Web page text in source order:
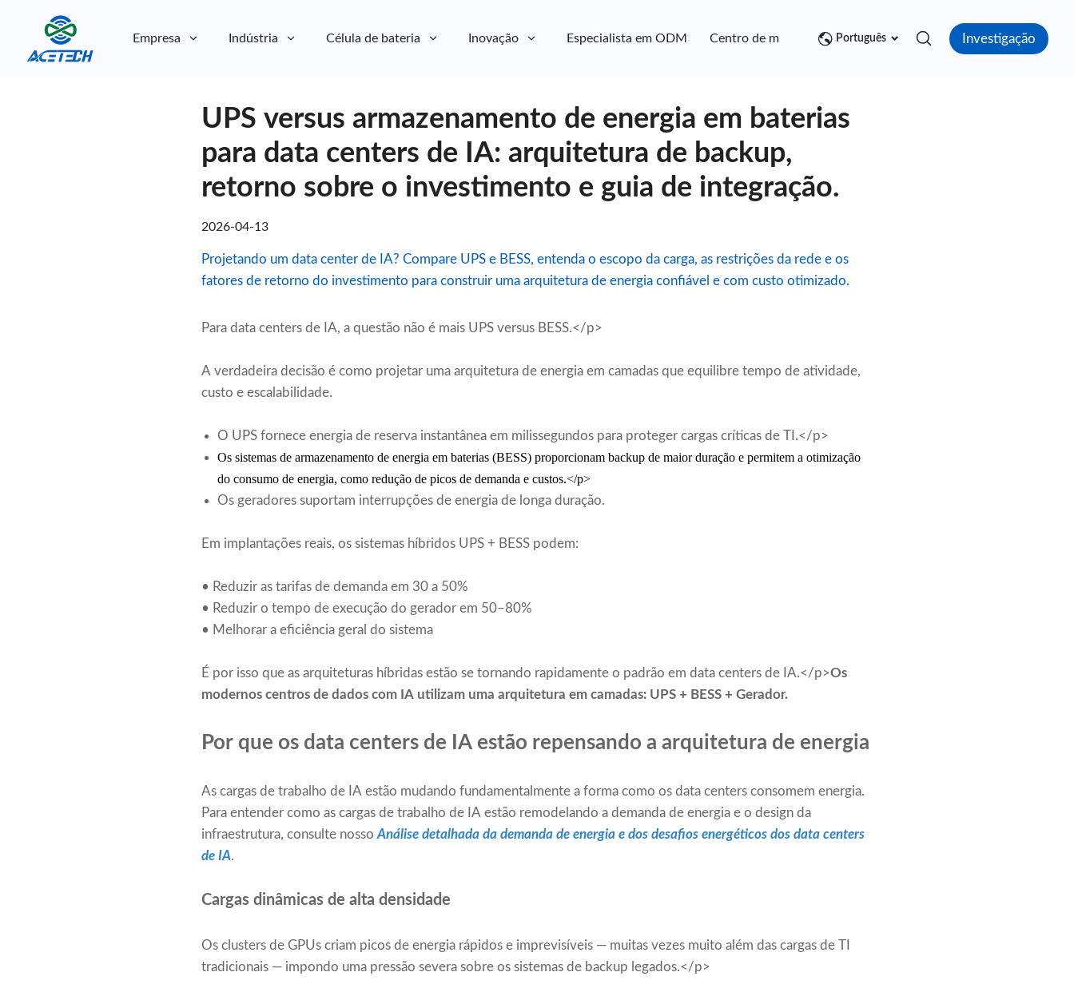
Empresa Indústria Célula de bateria Inovação Especialista em ODM Centro de mídia Contato
Português Investigação
UPS versus armazenamento de energia em baterias
para data centers de IA: arquitetura de backup,
retorno sobre o investimento e guia de integração.
2026-04-13
Projetando um data center de IA? Compare UPS e BESS, entenda o escopo da carga, as restrições da rede e os
fatores de retorno do investimento para construir uma arquitetura de energia confiável e com custo otimizado.
Para data centers de IA, a questão não é mais UPS versus BESS.</p>
A verdadeira decisão é como projetar uma arquitetura de energia em camadas que equilibre tempo de atividade,
custo e escalabilidade.
O UPS fornece energia de reserva instantânea em milissegundos para proteger cargas críticas de TI.</p>
Os sistemas de armazenamento de energia em baterias (BESS) proporcionam backup de maior duração e permitem a otimização
do consumo de energia, como redução de picos de demanda e custos.</p>
Os geradores suportam interrupções de energia de longa duração.
Em implantações reais, os sistemas híbridos UPS + BESS podem:
• Reduzir as tarifas de demanda em 30 a 50%
• Reduzir o tempo de execução do gerador em 50–80%
• Melhorar a eficiência geral do sistema
É por isso que as arquiteturas híbridas estão se tornando rapidamente o padrão em data centers de IA.</p>Os
modernos centros de dados com IA utilizam uma arquitetura em camadas: UPS + BESS + Gerador.
Por que os data centers de IA estão repensando a arquitetura de energia
As cargas de trabalho de IA estão mudando fundamentalmente a forma como os data centers consomem energia.
Para entender como as cargas de trabalho de IA estão remodelando a demanda de energia e o design da
infraestrutura, consulte nosso Análise detalhada da demanda de energia e dos desafios energéticos dos data centers
de IA.
Cargas dinâmicas de alta densidade
Os clusters de GPUs criam picos de energia rápidos e imprevisíveis — muitas vezes muito além das cargas de TI
tradicionais — impondo uma pressão severa sobre os sistemas de backup legados.</p>